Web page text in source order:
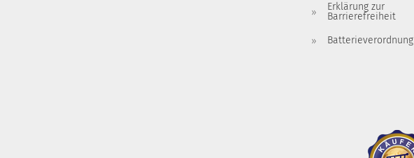
Erklärung zur
Barrierefreiheit
Batterieverordnung